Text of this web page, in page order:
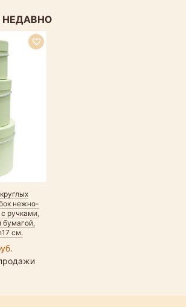
НЕДАВНО
нежно-
ручками,
бумагой,
см.